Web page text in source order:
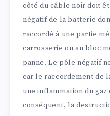
côté du câble noir doit
négatif de la batterie
raccordé à une partie
carrosserie ou au bloc
panne. Le pôle négatif
car le raccordement de
une inflammation du gaz
conséquent, la